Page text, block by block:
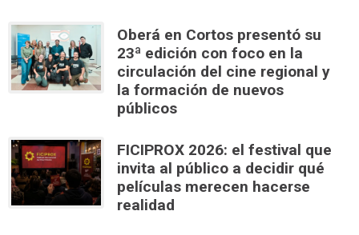
Oberá en Cortos presentó su
23ª edición con foco en la
circulación del cine regional y
la formación de nuevos
públicos
FICIPROX 2026: el festival que
invita al público a decidir qué
películas merecen hacerse
realidad